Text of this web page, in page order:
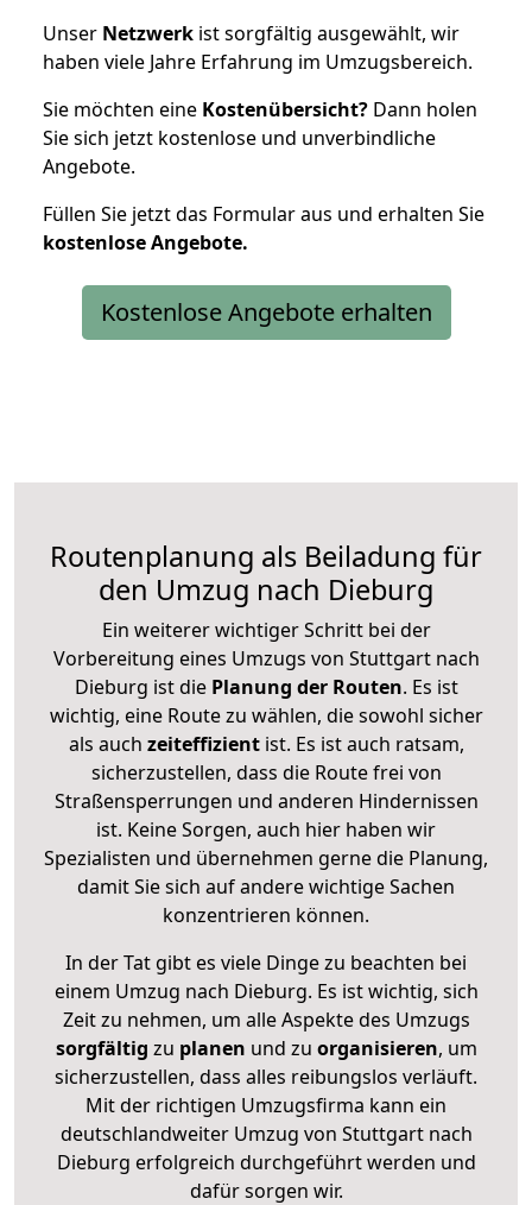
Unser Netzwerk ist sorgfältig ausgewählt, wir
haben viele Jahre Erfahrung im Umzugsbereich.
Sie möchten eine Kostenübersicht? Dann holen
Sie sich jetzt kostenlose und unverbindliche
Angebote.
Füllen Sie jetzt das Formular aus und erhalten Sie
kostenloseAngebote.
Kostenlose Angebote erhalten
Routenplanung als Beiladung für
den Umzug nach Dieburg
Ein weiterer wichtiger Schritt bei der
Vorbereitung eines Umzugs von Stuttgart nach
Dieburg ist diePlanung der Routen. Es ist
wichtig, eine Route zu wählen, die sowohl sicher
als auch zeiteffizientist. Es ist auch ratsam,
sicherzustellen, dass die Route frei von
Straßensperrungen und anderen Hindernissen
ist. Keine Sorgen, auch hier haben wir
Spezialisten und übernehmen gerne die Planung,
damit Sie sich auf andere wichtige Sachen
konzentrieren können.
In der Tat gibt es viele Dinge zu beachten bei
einem Umzug nach Dieburg. Es ist wichtig, sich
Zeit zu nehmen, um alle Aspekte des Umzugs
sorgfältig zu planen und zu organisieren, um
sicherzustellen, dass alles reibungslos verläuft.
Mit der richtigen Umzugsfirma kann ein
deutschlandweiter Umzug von Stuttgart nach
Dieburg erfolgreich durchgeführt werden und
dafür sorgen wir.